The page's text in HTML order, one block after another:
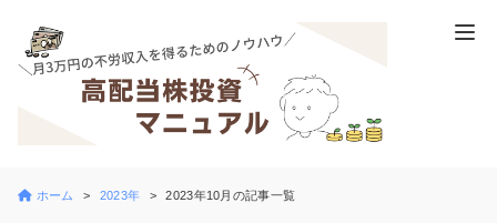
ホーム 2023年 2023年10月の記事一覧